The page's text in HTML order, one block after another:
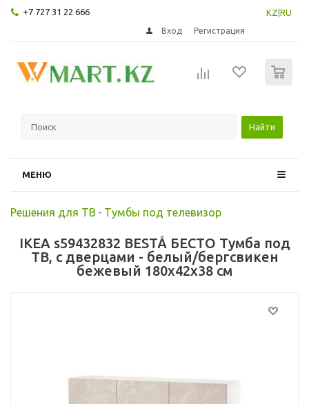
+7 727 31 22 666 KZ RU
Вход Регистрация
Найти
МЕНЮ
Решения для ТВ - Тумбы под телевизор
IKEA s59432832 BESTÅ БЕСТО Тумба под
ТВ, с дверцами - белый/бергсвикен
бежевый 180x42x38 см